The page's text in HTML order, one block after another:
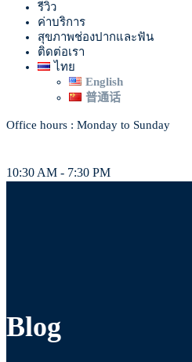
รีวิว
ค่าบริการ
สุขภาพช่องปากและฟัน
ติดต่อเรา
ไทย
English
普通话
Office hours : Monday to Sunday
10:30 AM - 7:30 PM
Blog